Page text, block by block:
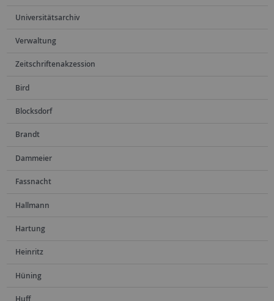
Universitätsarchiv
Verwaltung
Zeitschriftenakzession
Bird
Blocksdorf
Brandt
Dammeier
Fassnacht
Hallmann
Hartung
Heinritz
Hüning
Huff